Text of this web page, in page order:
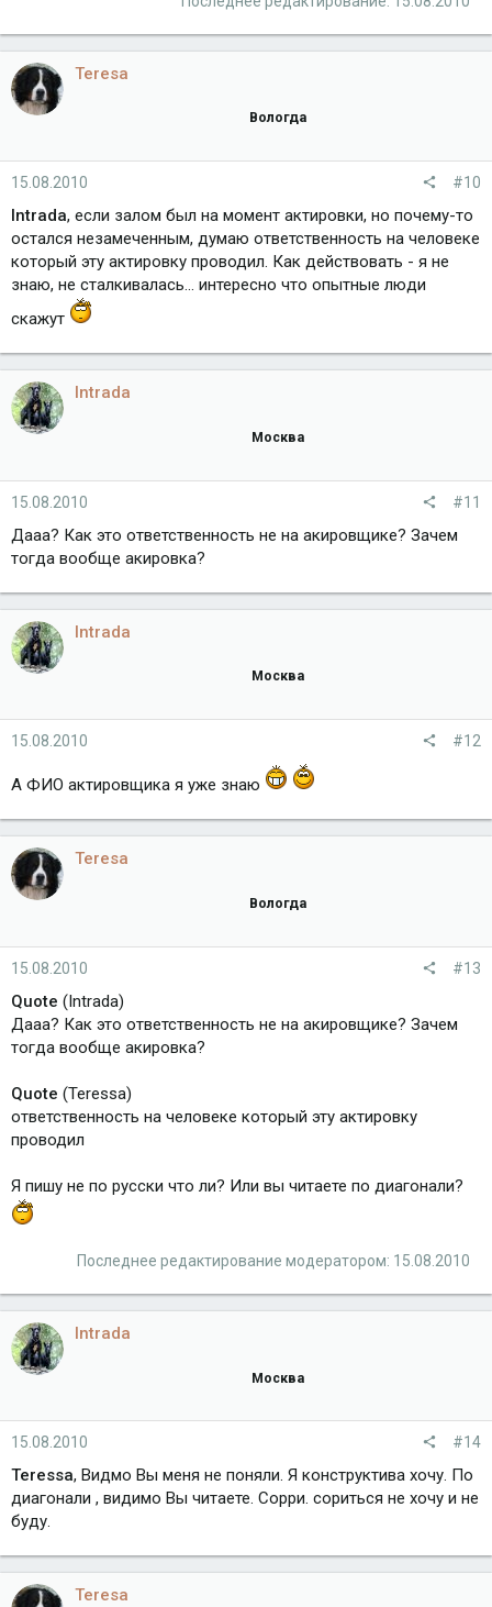
Teresa
Вологда
15.08.2010 #10
Intrada, если залом был на момент актировки, но почему-то
остался незамеченным, думаю ответственность на человеке
который эту актировку проводил. Как действовать - я не
знаю, не сталкивалась... интересно что опытные люди
скажут
Intrada
Москва
15.08.2010 #11
Дааа? Как это ответственность не на акировщике? Зачем
тогда вообще акировка?
Intrada
Москва
15.08.2010 #12
А ФИО актировщика я уже знаю
Teresa
Вологда
15.08.2010 #13
Quote (Intrada)
Дааа? Как это ответственность не на акировщике? Зачем
тогда вообще акировка?
Quote (Teressa)
ответственность на человеке который эту актировку
проводил
Я пишу не по русски что ли? Или вы читаете по диагонали?
Последнее редактирование модератором: 15.08.2010
Intrada
Москва
15.08.2010 #14
Teressa, Видмо Вы меня не поняли. Я конструктива хочу. По
диагонали , видимо Вы читаете. Сорри. сориться не хочу и не
буду.
Teresa